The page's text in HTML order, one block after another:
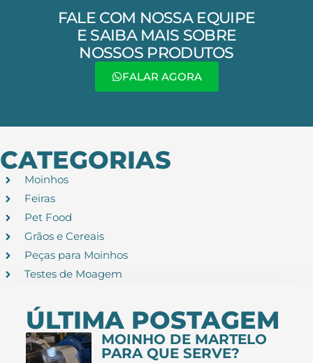
FALE COM NOSSA EQUIPE
E SAIBA MAIS SOBRE
NOSSOS PRODUTOS
FALAR AGORA
CATEGORIAS
Moinhos
Feiras
Pet Food
Grãos e Cereais
Peças para Moinhos
Testes de Moagem
ÚLTIMA POSTAGEM
MOINHO DE MARTELO
PARA QUE SERVE?